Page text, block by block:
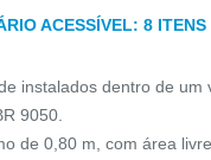
ACESSÍVEL: 8 ITENS
instalados dentro de
9050.
de 0,80 m, com área